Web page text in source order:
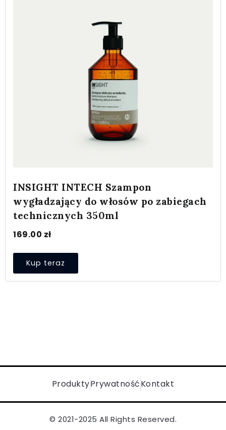
INSIGHT INTECH Szampon
wygładzający do włosów po zabiegach
technicznych 350ml
169.00 zł
Kup teraz
ProduktyPrywatnośćKontakt
© 2021-2025 All Rights Reserved.